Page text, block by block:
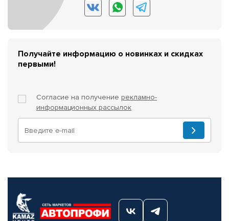
Получайте информацию о новинках и скидках
первыми!
Согласие на получение рекламно-
информационных рассылок